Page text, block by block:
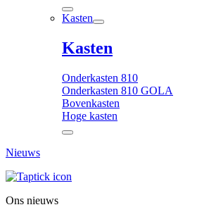
Kasten
Kasten
Onderkasten 810
Onderkasten 810 GOLA
Bovenkasten
Hoge kasten
Nieuws
Ons nieuws